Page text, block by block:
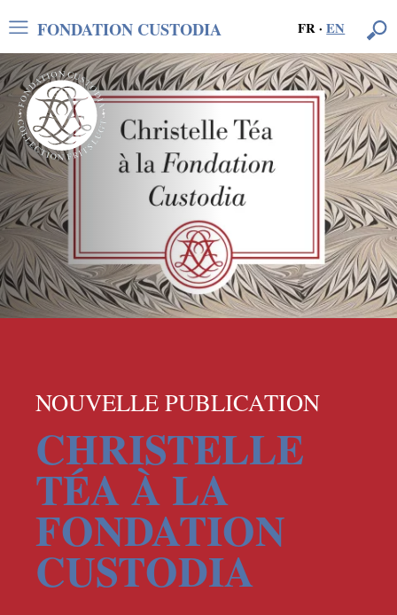
FR·EN
FONDATION CUSTODIA
NOUVELLE PUBLICATION
CHRISTELLE
TÉA À LA
FONDATION
CUSTODIA